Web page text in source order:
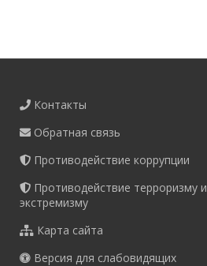
Контакты
Обратная связь
Противодействие коррупции
Противодействие терроризму и
экстремизму
Карта сайта
Версия для слабовидящих